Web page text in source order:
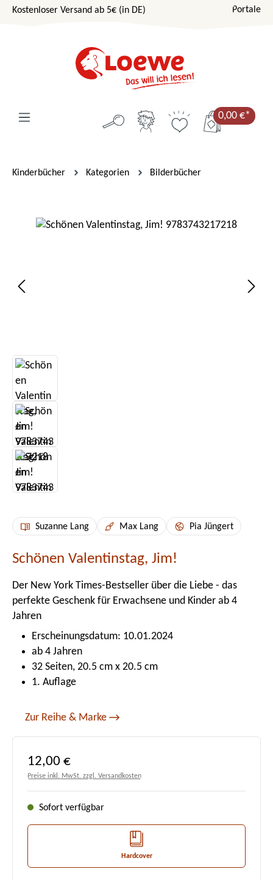
Zum Hauptinhalt springen
Kostenloser Versand ab 5€ (in DE) Portale
0,00 €*
Kinderbücher Kategorien Bilderbücher
Bildergalerie überspringen
Suzanne Lang Max Lang Pia Jüngert
Schönen Valentinstag, Jim!
Der New York Times-Bestseller über die Liebe - das
perfekte Geschenk für Erwachsene und Kinder ab 4
Jahren
Erscheinungsdatum: 10.01.2024
ab 4 Jahren
32 Seiten, 20.5 cm x 20.5 cm
1. Auflage
Zur Reihe & Marke
Regulärer Preis:
12,00 €
Preise inkl. MwSt. zzgl. Versandkosten
Sofort verfügbar
Hardcover